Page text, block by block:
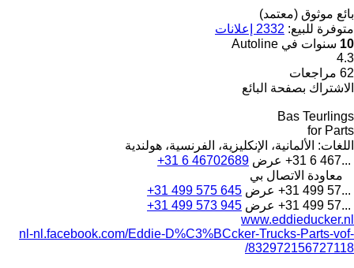
بائع موثوق (معتمد)
متوفرة للبيع: 2332 إعلانات
10 سنوات في Autoline
4.3
62 مراجعات
الاشتراك بصفحة البائع
Bas Teurlings
for Parts
اللغات: الألمانية، الإنكليزية، الفرنسية، هولندية
+31 6 467... عرض +31 6 46702689
معاودة الاتصال بي
+31 499 57... عرض +31 499 575 645
+31 499 57... عرض +31 499 573 945
www.eddieducker.nl
nl-nl.facebook.com/Eddie-D%C3%BCcker-Trucks-Parts-vof-
832972156727118/